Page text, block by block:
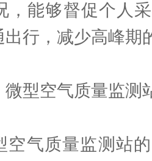
，能够督促个人
行，减少高峰期
空气质量监测
质量监测站的